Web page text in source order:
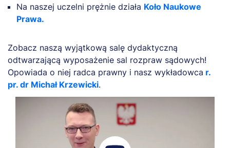
Na naszej uczelni prężnie działa Koło Naukowe
Prawa.
Zobacz naszą wyjątkową salę dydaktyczną
odtwarzającą wyposażenie sal rozpraw sądowych!
Opowiada o niej radca prawny i nasz wykładowca r.
pr. dr Michał Krzewicki.